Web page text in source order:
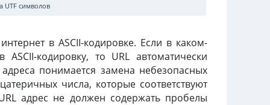
UTF символов
в ASCII-кодировке. Если в каком-
кодировку, то URL автоматически
понимается замена небезопасных
числа, которые соответствуют
адрес не должен содержать пробелы